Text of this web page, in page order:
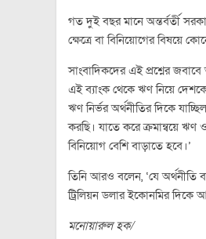
গত দুই বছর মানে অন্তর্বর্তী
ক্ষেত্রে বা বিনিয়োগের বিষয়ে
সাংবাদিকদের এই প্রশ্নের
এই ব্যাংক থেকে ঋণ নিয়ে
ঋণ নির্ভর অর্থনীতির দিকে
করছি। যাতে করে ক্রমান্বয়ে ঋণ
বিনিয়োগ বেশি বাড়াতে হবে।’
তিনি আরও বলেন, ‘যে অর্থনীতি
ট্রিলিয়ন ডলার ইকোনমির দিকে
মনোয়ারুল হক/